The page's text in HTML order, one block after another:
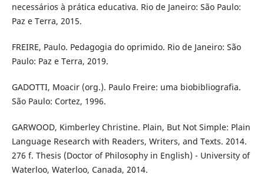
necessários à prática educativa. Rio de Janeiro: São Paulo:
Paz e Terra, 2015.
FREIRE, Paulo. Pedagogia do oprimido. Rio de Janeiro: São
Paulo: Paz e Terra, 2019.
GADOTTI, Moacir (org.). Paulo Freire: uma biobibliografia.
São Paulo: Cortez, 1996.
GARWOOD, Kimberley Christine. Plain, But Not Simple: Plain
Language Research with Readers, Writers, and Texts. 2014.
276 f. Thesis (Doctor of Philosophy in English) - University of
Waterloo, Waterloo, Canada, 2014.